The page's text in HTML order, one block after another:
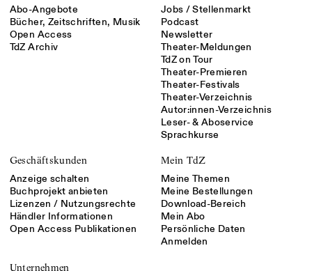
Abo-Angebote
Bücher, Zeitschriften, Musik
Open Access
TdZ Archiv
Jobs / Stellenmarkt
Podcast
Newsletter
Theater-Meldungen
TdZ on Tour
Theater-Premieren
Theater-Festivals
Theater-Verzeichnis
Autor:innen-Verzeichnis
Leser- & Aboservice
Sprachkurse
Geschäftskunden
Anzeige schalten
Buchprojekt anbieten
Lizenzen / Nutzungsrechte
Händler Informationen
Open Access Publikationen
Mein TdZ
Meine Themen
Meine Bestellungen
Download-Bereich
Mein Abo
Persönliche Daten
Anmelden
Unternehmen